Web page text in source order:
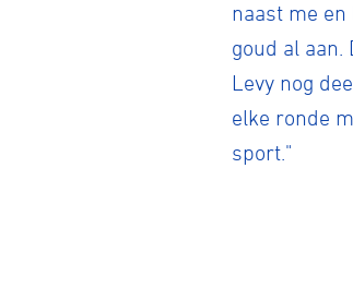
naast me
goud al
Levy nog
elke ronde
sport."